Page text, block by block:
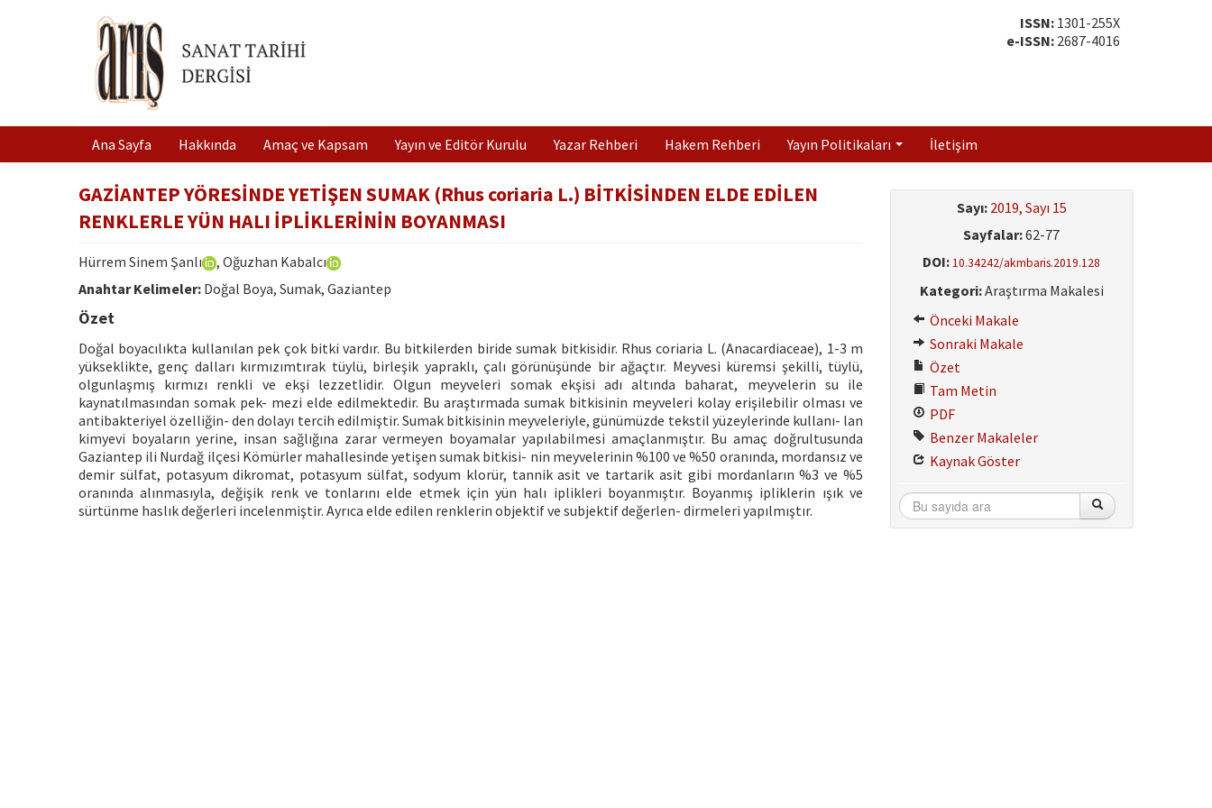
ISSN:1301-255X
e-ISSN:2687-4016
Ana Sayfa Hakkında Amaç ve Kapsam Yayın ve Editör Kurulu Yazar Rehberi Hakem Rehberi Yayın Politikaları İletişim
GAZİANTEP YÖRESİNDE YETİŞEN SUMAK (Rhus coriaria L.) BİTKİSİNDEN ELDE EDİLEN
RENKLERLE YÜN HALI İPLİKLERİNİN BOYANMASI
Hürrem Sinem Şanlı
, Oğuzhan Kabalcı
Anahtar Kelimeler: Doğal Boya, Sumak, Gaziantep
Özet
Doğal boyacılıkta kullanılan pek çok bitki vardır. Bu bitkilerden biride sumak bitkisidir. Rhus coriaria L. (Anacardiaceae), 1-3 m
yükseklikte, genç dalları kırmızımtırak tüylü, birleşik yapraklı, çalı görünüşünde bir ağaçtır. Meyvesi küremsi şekilli, tüylü,
olgunlaşmış kırmızı renkli ve ekşi lezzetlidir. Olgun meyveleri somak ekşisi adı altında baharat, meyvelerin su ile
kaynatılmasından somak pek- mezi elde edilmektedir. Bu araştırmada sumak bitkisinin meyveleri kolay erişilebilir olması ve
antibakteriyel özelliğin- den dolayı tercih edilmiştir. Sumak bitkisinin meyveleriyle, günümüzde tekstil yüzeylerinde kullanı- lan
kimyevi boyaların yerine, insan sağlığına zarar vermeyen boyamalar yapılabilmesi amaçlanmıştır. Bu amaç doğrultusunda
Gaziantep ili Nurdağ ilçesi Kömürler mahallesinde yetişen sumak bitkisi- nin meyvelerinin %100 ve %50 oranında, mordansız ve
demir sülfat, potasyum dikromat, potasyum sülfat, sodyum klorür, tannik asit ve tartarik asit gibi mordanların %3 ve %5
oranında alınmasıyla, değişik renk ve tonlarını elde etmek için yün halı iplikleri boyanmıştır. Boyanmış ipliklerin ışık ve
sürtünme haslık değerleri incelenmiştir. Ayrıca elde edilen renklerin objektif ve subjektif değerlen- dirmeleri yapılmıştır.
Sayı: 2019, Sayı 15
Sayfalar:62-77
DOI: 10.34242/akmbaris.2019.128
Kategori:Araştırma Makalesi
Önceki Makale
Sonraki Makale
Özet
Tam Metin
PDF
Benzer Makaleler
Kaynak Göster